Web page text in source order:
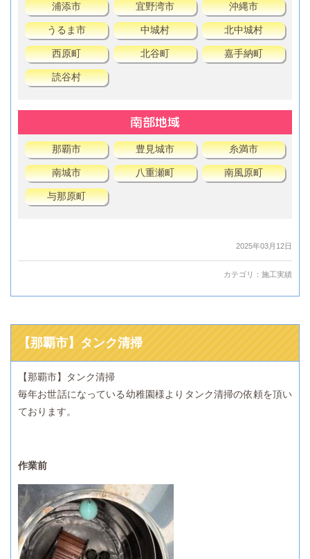
浦添市 宜野湾市 沖縄市
うるま市 中城村 北中城村
西原町 北谷町 嘉手納町
読谷村
南部地域
那覇市 豊見城市 糸満市
南城市 八重瀬町 南風原町
与那原町
2025年03月12日
カテゴリ： 施工実績
【那覇市】タンク清掃
【那覇市】タンク清掃
毎年お世話になっている幼稚園様よりタンク清掃の依頼を頂い
ております。
作業前